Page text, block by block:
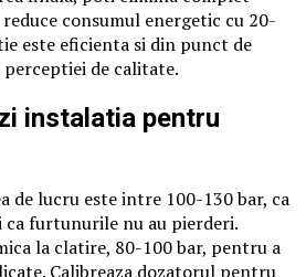
reduce consumul energetic cu 20-
este eficienta si din punct de
de calitate.
instalatia pentru
de lucru este intre 100-130 bar, ca
ca furtunurile nu au pierderi.
la clatire, 80-100 bar, pentru a
Calibreaza dozatorul pentru